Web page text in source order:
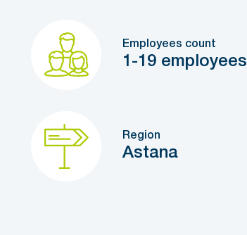
Employees count
1-19 employees
Region
Astana